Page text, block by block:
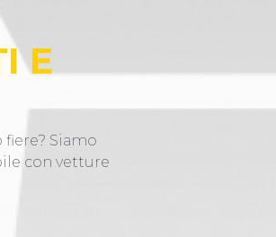
E
Siamo
con vetture